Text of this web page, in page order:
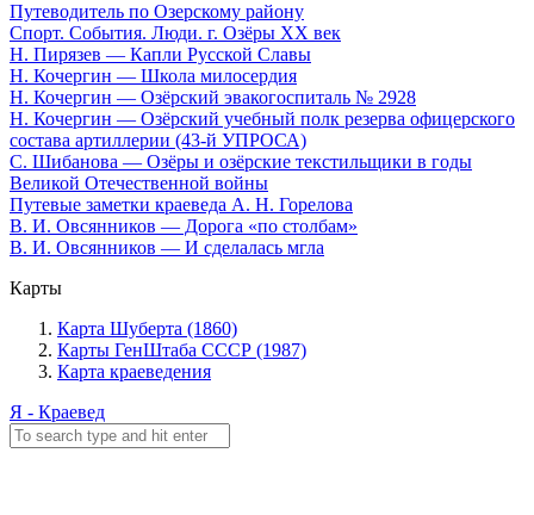
Путеводитель по Озерскому району
Спорт. События. Люди. г. Озёры XX век
Н. Пирязев — Капли Русской Славы
Н. Кочергин — Школа милосердия
Н. Кочергин — Озёрский эвакогоспиталь № 2928
Н. Кочергин — Озёрский учебный полк резерва офицерского
состава артиллерии (43-й УПРОСА)
С. Шибанова — Озёры и озёрские текстильщики в годы
Великой Отечественной войны
Путевые заметки краеведа А. Н. Горелова
В. И. Овсянников — Дорога «по столбам»
В. И. Овсянников — И сделалась мгла
Карты
Карта Шуберта (1860)
Карты ГенШтаба СССР (1987)
Карта краеведения
Я - Краевед